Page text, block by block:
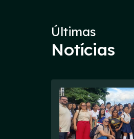
Últimas
Notícias